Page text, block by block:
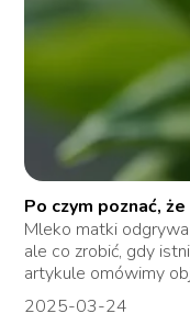
Po czym poznać,
Mleko matki
ale co zrobić, gdy
artykule omówimy
2025-03-24